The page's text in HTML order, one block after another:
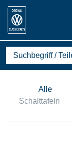
Alle
Schalttafeln